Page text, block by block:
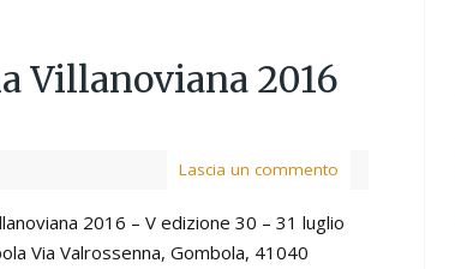
Villanoviana 2016
Lascia un commento
2016 – V edizione 30 – 31 luglio
Via Valrossenna, Gombola, 41040